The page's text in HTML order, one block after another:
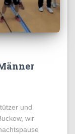
und
wir